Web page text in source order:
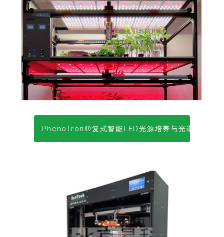
PhenoTron®复式智能LED光源培养与光谱成像分